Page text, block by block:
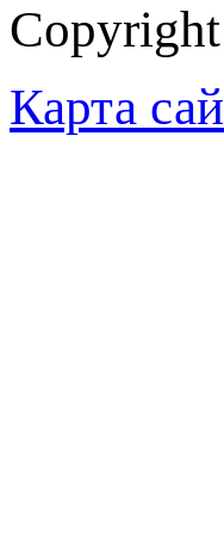
Карта